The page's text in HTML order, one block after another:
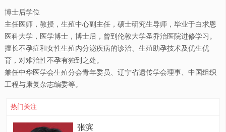
博士后学位
主任医师，教授，生殖中心副主任，硕士研究生导师，毕业于白求恩
医科大学，医学博士，博士后，曾到伦敦大学圣乔治医院进修学习。
擅长不孕症和女性生殖内分泌疾病的诊治、生殖助孕技术及优生优
育，对难治性不孕有独到之处。
兼任中华医学会生殖分会青年委员、辽宁省遗传学会理事、中国组织
工程与康复杂志编委等。
热门关注
张滨